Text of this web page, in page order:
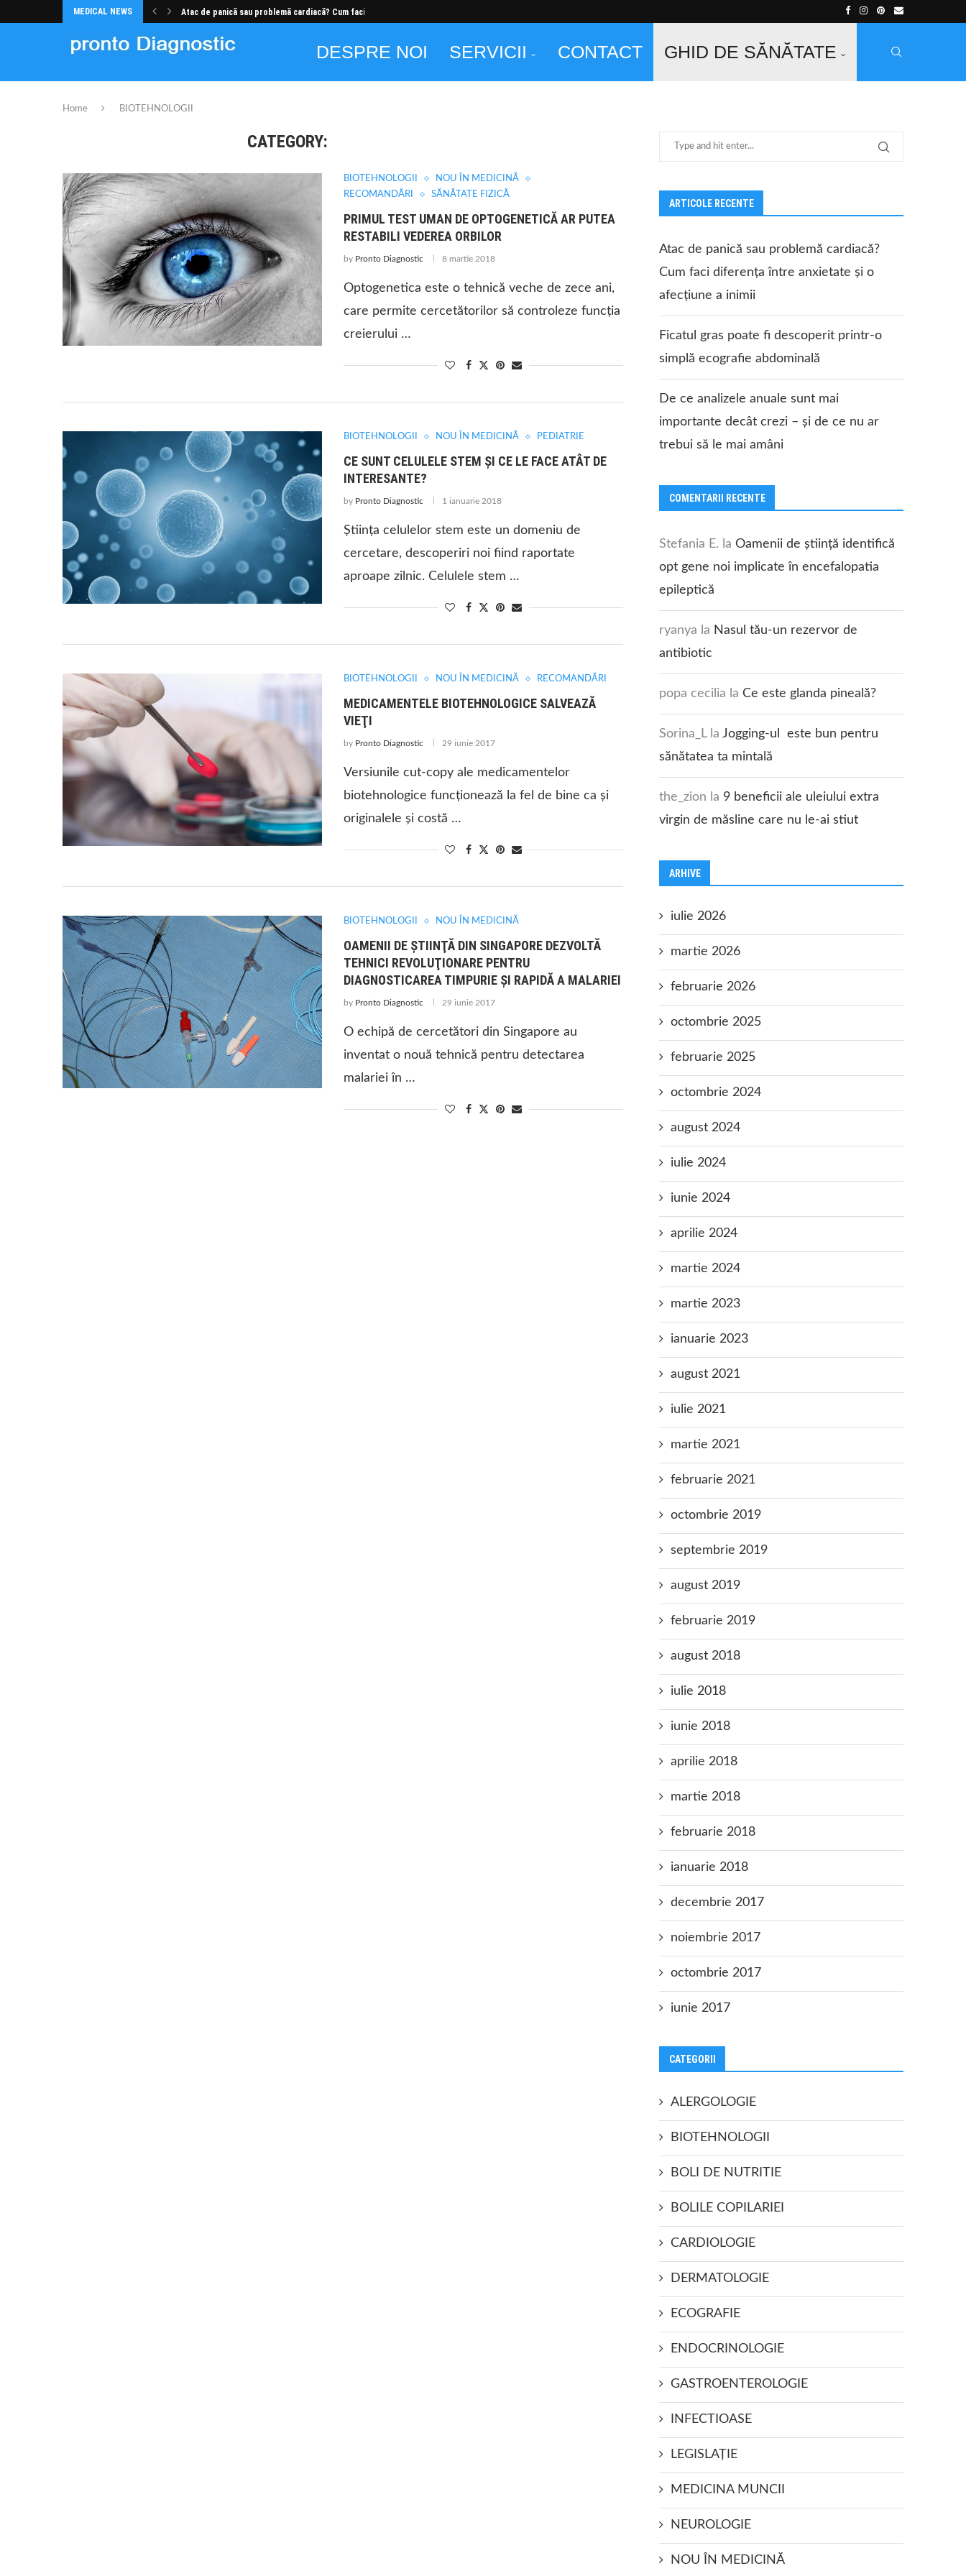
MEDICAL NEWS Atac de panică sau problemă cardiacă? Cum faci...
DESPRE NOI SERVICII CONTACT GHID DE SĂNĂTATE
Home BIOTEHNOLOGII
CATEGORY:
BIOTEHNOLOGII
NOU ÎN MEDICINĂ
RECOMANDĂRI
SĂNĂTATE FIZICĂ
PRIMUL TEST UMAN DE OPTOGENETICĂ AR PUTEA
RESTABILI VEDEREA ORBILOR
by Pronto Diagnostic 8 martie 2018
Optogenetica este o tehnică veche de zece ani,
care permite cercetătorilor să controleze funcția
creierului …
BIOTEHNOLOGII NOU ÎN MEDICINĂ PEDIATRIE
CE SUNT CELULELE STEM ȘI CE LE FACE ATÂT DE
INTERESANTE?
by Pronto Diagnostic 1 ianuarie 2018
Știința celulelor stem este un domeniu de
cercetare, descoperiri noi fiind raportate
aproape zilnic. Celulele stem …
BIOTEHNOLOGII NOU ÎN MEDICINĂ RECOMANDĂRI
MEDICAMENTELE BIOTEHNOLOGICE SALVEAZĂ
VIEŢI
by Pronto Diagnostic 29 iunie 2017
Versiunile cut-copy ale medicamentelor
biotehnologice funcționează la fel de bine ca și
originalele și costă …
BIOTEHNOLOGII NOU ÎN MEDICINĂ
OAMENII DE ŞTIINŢĂ DIN SINGAPORE DEZVOLTĂ
TEHNICI REVOLUŢIONARE PENTRU
DIAGNOSTICAREA TIMPURIE ŞI RAPIDĂ A MALARIEI
by Pronto Diagnostic 29 iunie 2017
O echipă de cercetători din Singapore au
inventat o nouă tehnică pentru detectarea
malariei în …
ARTICOLE RECENTE
Atac de panică sau problemă cardiacă?
Cum faci diferența între anxietate și o
afecțiune a inimii
Ficatul gras poate fi descoperit printr-o
simplă ecografie abdominală
De ce analizele anuale sunt mai
importante decât crezi – și de ce nu ar
trebui să le mai amâni
COMENTARII RECENTE
Stefania E. la Oamenii de știință identifică
opt gene noi implicate în encefalopatia
epileptică
ryanya la Nasul tău-un rezervor de
antibiotic
popa cecilia la Ce este glanda pineală?
Sorina_Lla Jogging-ul este bun pentru
sănătatea ta mintală
the_zion la 9 beneficii ale uleiului extra
virgin de măsline care nu le-ai stiut
ARHIVE
iulie 2026
martie 2026
februarie 2026
octombrie 2025
februarie 2025
octombrie 2024
august 2024
iulie 2024
iunie 2024
aprilie 2024
martie 2024
martie 2023
ianuarie 2023
august 2021
iulie 2021
martie 2021
februarie 2021
octombrie 2019
septembrie 2019
august 2019
februarie 2019
august 2018
iulie 2018
iunie 2018
aprilie 2018
martie 2018
februarie 2018
ianuarie 2018
decembrie 2017
noiembrie 2017
octombrie 2017
iunie 2017
CATEGORII
ALERGOLOGIE
BIOTEHNOLOGII
BOLI DE NUTRITIE
BOLILE COPILARIEI
CARDIOLOGIE
DERMATOLOGIE
ECOGRAFIE
ENDOCRINOLOGIE
GASTROENTEROLOGIE
INFECTIOASE
LEGISLAŢIE
MEDICINA MUNCII
NEUROLOGIE
NOU ÎN MEDICINĂ